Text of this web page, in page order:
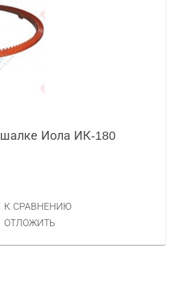
Иола ИК-180
К СРАВНЕНИЮ
ОТЛОЖИТЬ